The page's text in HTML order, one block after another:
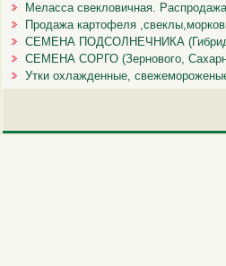
Меласса свекловичная.
Продажа картофеля
СЕМЕНА ПОДСОЛНЕЧНИКА
СЕМЕНА СОРГО (Зернового,
Утки охлажденные,